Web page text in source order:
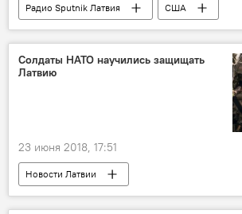
Радио Sputnik Латвия
США
Алексей Мартынов
Евросоюз
Еврокомиссия
Солдаты НАТО научились защищать
Латвию
23 июня 2018, 17:51
Новости Латвии
НАТО на балтийском фланге
Латвия